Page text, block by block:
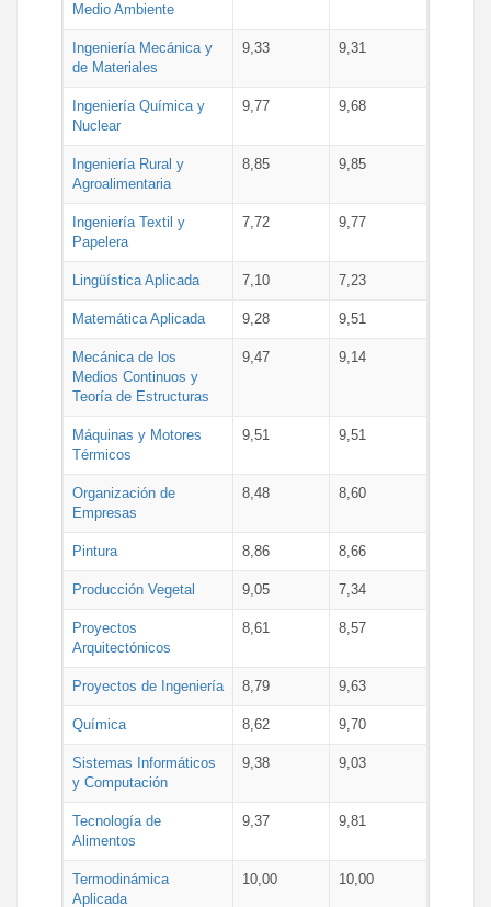
Medio Ambiente
Ingeniería Mecánica y
de Materiales
9,33 9,31
Ingeniería Química y
Nuclear
9,77 9,68
Ingeniería Rural y
Agroalimentaria
8,85 9,85
Ingeniería Textil y
Papelera
7,72 9,77
Lingüística Aplicada 7,10 7,23
Matemática Aplicada 9,28 9,51
Mecánica de los
Medios Continuos y
Teoría de Estructuras
9,47 9,14
Máquinas y Motores
Térmicos
9,51 9,51
Organización de
Empresas
8,48 8,60
Pintura 8,86 8,66
Producción Vegetal 9,05 7,34
Proyectos
Arquitectónicos
8,61 8,57
Proyectos de Ingeniería 8,79 9,63
Química 8,62 9,70
Sistemas Informáticos
y Computación
9,38 9,03
Tecnología de
Alimentos
9,37 9,81
Termodinámica
Aplicada
10,00 10,00